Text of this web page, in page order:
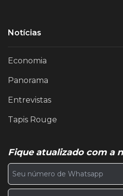
Notícias
Economia
Panorama
Entrevistas
Tapis Rouge
Fique atualizado com a